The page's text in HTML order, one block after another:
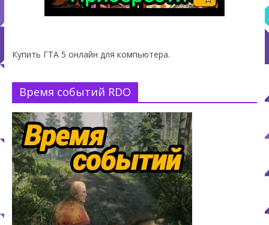
Купить ГТА 5 онлайн для компьютера.
Время событий RDO